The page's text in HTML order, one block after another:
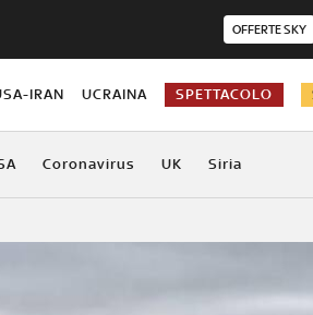
OFFERTE SKY
IRAN UCRAINA SPETTACOLO
Coronavirus UK Siria